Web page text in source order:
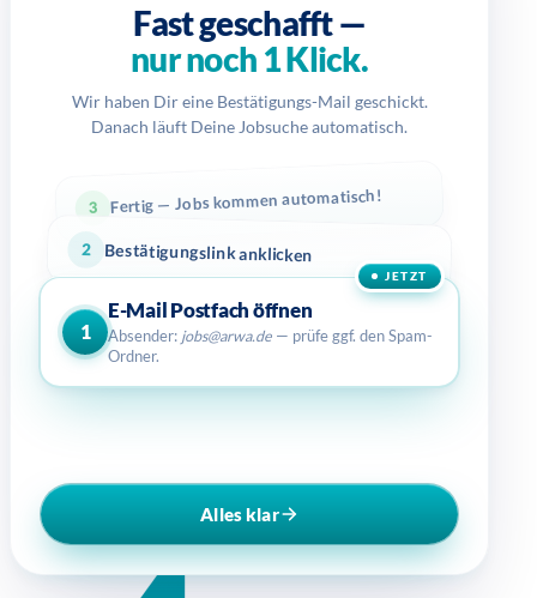
Fast geschafft —
nur noch 1 Klick.
Wir haben Dir eine Bestätigungs-Mail geschickt.
Danach läuft Deine Jobsuche automatisch.
JETZT
1
E-Mail Postfach öffnen
Absender: jobs@arwa.de — prüfe ggf. den Spam-
Ordner.
2 Bestätigungslink anklicken
3 Fertig — Jobs kommen automatisch!
Alles klar